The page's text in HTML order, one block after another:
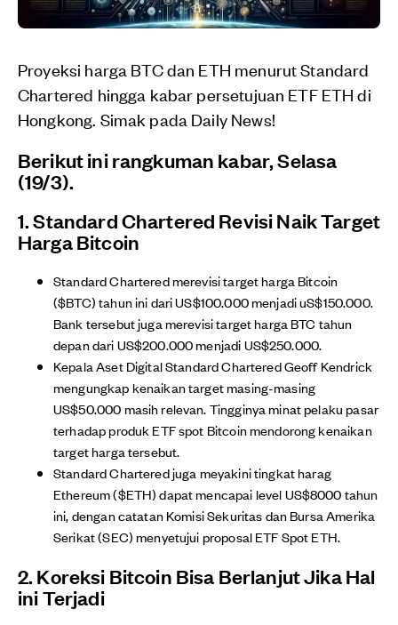
Proyeksi harga BTC dan ETH menurut Standard
Chartered hingga kabar persetujuan ETF ETH di
Hongkong. Simak pada Daily News!
Berikut ini rangkuman kabar, Selasa
(19/3).
1. Standard Chartered Revisi Naik Target
Harga Bitcoin
Standard Chartered merevisi target harga Bitcoin
($BTC) tahun ini dari US$100.000 menjadi uS$150.000.
Bank tersebut juga merevisi target harga BTC tahun
depan dari US$200.000 menjadi US$250.000.
Kepala Aset Digital Standard Chartered Geoff Kendrick
mengungkap kenaikan target masing-masing
US$50.000 masih relevan. Tingginya minat pelaku pasar
terhadap produk ETF spot Bitcoin mendorong kenaikan
target harga tersebut.
Standard Chartered juga meyakini tingkat harag
Ethereum ($ETH) dapat mencapai level US$8000 tahun
ini, dengan catatan Komisi Sekuritas dan Bursa Amerika
Serikat (SEC) menyetujui proposal ETF Spot ETH.
2. Koreksi Bitcoin Bisa Berlanjut Jika Hal
ini Terjadi